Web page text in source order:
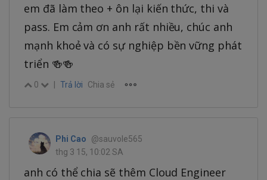
em đã làm theo + ôn lại kiến thức, thi và
pass. Em cảm ơn anh rất nhiều, chúc anh
mạnh khoẻ và có sự nghiệp bền vững phát
triển 🍻🍻
0 Trả lời Chia sẻ
Phi Cao
@sauvole565
thg 3 15, 10:02 SA
anh có thể chia sẽ thêm Cloud Engineer